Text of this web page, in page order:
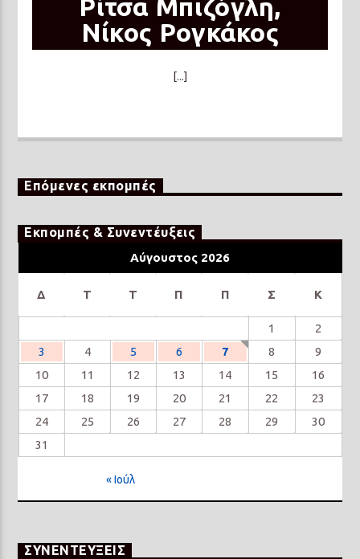
Ρίτσα Μπιζόγλη,
Νίκος Ρογκάκος
[...]
Επόμενες εκπομπές
Εκπομπές & Συνεντέυξεις
Αύγουστος 2026
Δ Τ Τ Π Π Σ Κ
1
2
3
4 5 6 7 8
9
10
11 12 13 14 15
16
17
18 19 20 21 22
23
24
25 26 27 28 29
30
31
« Ιούλ
ΣΥΝΕΝΤΕΥΞΕΙΣ